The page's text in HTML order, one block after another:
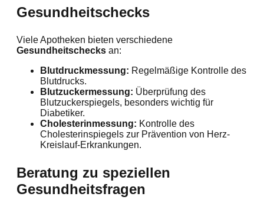
Gesundheitschecks
Viele Apotheken bieten verschiedene
Gesundheitschecks an:
Blutdruckmessung: Regelmäßige Kontrolle des
Blutdrucks.
Blutzuckermessung: Überprüfung des
Blutzuckerspiegels, besonders wichtig für
Diabetiker.
Cholesterinmessung: Kontrolle des
Cholesterinspiegels zur Prävention von Herz-
Kreislauf-Erkrankungen.
Beratung zu speziellen
Gesundheitsfragen